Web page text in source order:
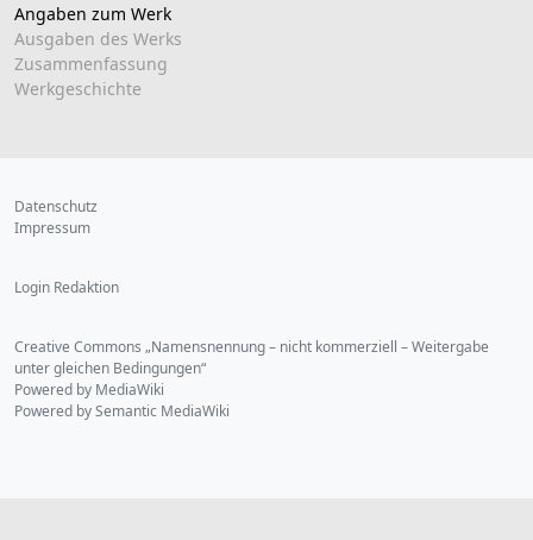
Angaben zum Werk
Ausgaben des Werks
Zusammenfassung
Werkgeschichte
Datenschutz
Impressum
Login Redaktion
Creative Commons „Namensnennung – nicht kommerziell – Weitergabe
unter gleichen Bedingungen“
Powered by MediaWiki
Powered by Semantic MediaWiki